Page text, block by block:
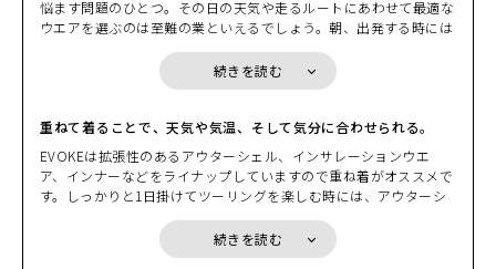
に上がる気温。バックミラーに映るヘルメットでペチャンコになっ
た髪型。アウターシェルを脱ぎバイクにかけるときによぎる少しば
かりの不安。シャワーを浴びたいほどの汗ビッショリになったイン
ナーウエアの不快感。もし、そんな“我慢”や“不快感”が両手に収ま
名はギア・ウエアだ。ウエアでありながらギアの役割を果たす。そ
こにはこんな要素が求められる。“小さく収納”できて、しかも“持
ち運び”がしやすい。気温変化に応じて“重ね着”もできるし“脱い
で”パッカブルに戻すこともできる。ウエアの拡張性を損なわない
コンパクトなプロテクションとのマッチング。EVOKEはバイクを
止めた後に新たな価値を発揮するギア・ウエアだ。「小さく収納し
て、持ち運ぼう」から始まる新発想。GEAR-Wearという新時代が
悩ます問題のひとつ。その日の天気や走るルートにあわせて最適な
ウエアを選ぶのは至難の業といえるでしょう。朝、出発する時には
の気温となり、脱ぎたくても荷物になるから脱げないもどかしさ。
そんな時に、小さく畳んで持ち運べるパッカブル機能を備えたEVO
るバッグや、バイクの小物入れの隙間にコンパクトに収納できま
す。荷物になるからと着こまずに我慢したり、着こんで脱げないか
らと我慢したりする必要はないのです。
続きを読む
重ねて着ることで、天気や気温、そして気分に合わせられる。
EVOKEは拡張性のあるアウターシェル、インサレーションウエ
ア、インナーなどをライナップしていますので重ね着がオススメで
す。しっかりと1日掛けてツーリングを楽しむ時には、アウターシ
った温かなミドルインナーと重ねてみたり、街中を走る時であれば
適度な通気性がエアクッションとなり衣服内を快適に保つミドルイ
続きを読む
M
¥22,000(税込)
カートに入れる
HEATHER BEIGE
3L
¥22,000(税込)
カートに入れる
HEATHER EMERAL
D
カートに入れる